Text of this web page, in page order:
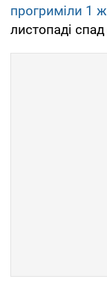
прогриміли 1
листопаді